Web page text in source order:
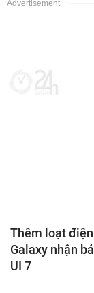
Thêm loạt
Galaxy nhận
UI 7